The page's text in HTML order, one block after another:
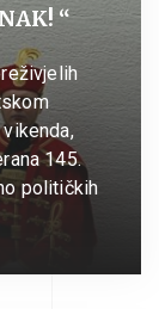
“
145.
političkih